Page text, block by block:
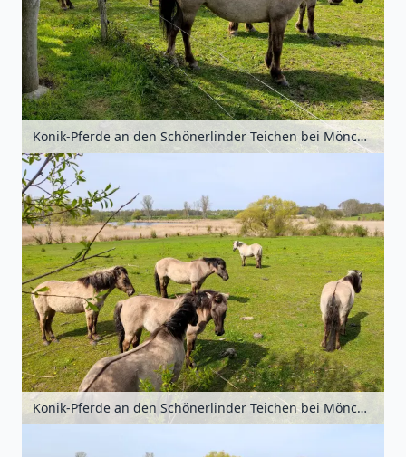
Konik-Pferde an den Schönerlinder Teichen bei Mönchmühle, Barnimer Land, Brandenburg, Deutschland
Konik-Pferde an den Schönerlinder Teichen bei Mönchmühle, Barnimer Land, Brandenburg, Deutschland